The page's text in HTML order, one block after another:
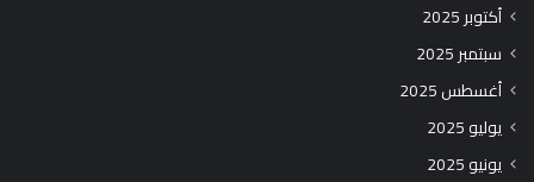
أكتوبر 2025
سبتمبر 2025
أغسطس 2025
يوليو 2025
يونيو 2025